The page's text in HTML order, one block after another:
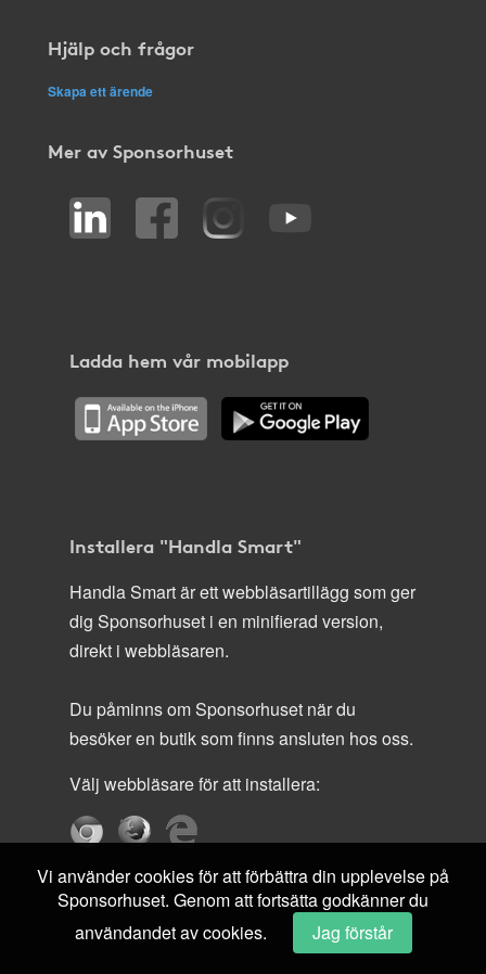
Hjälp och frågor
Skapa ett ärende
Mer av Sponsorhuset
Ladda hem vår mobilapp
Installera "Handla Smart"
Handla Smart är ett webbläsartillägg som ger
dig Sponsorhuset i en minifierad version,
direkt i webbläsaren.
Du påminns om Sponsorhuset när du
besöker en butik som finns ansluten hos oss.
Välj webbläsare för att installera:
Vi använder cookies för att förbättra din upplevelse på
Sponsorhuset. Genom att fortsätta godkänner du
användandet av cookies.
Jag förstår